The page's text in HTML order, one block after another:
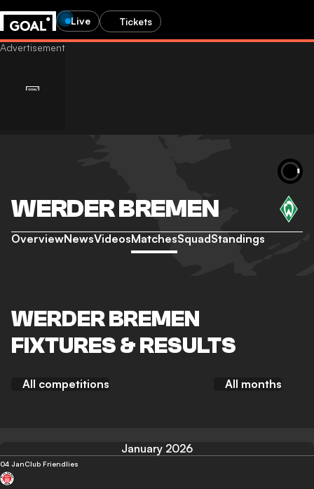
Live Tickets
WERDER BREMEN
OverviewNewsVideosMatchesSquadStandings
WERDER BREMEN
FIXTURES & RESULTS
All competitions All months
January 2026
04 JanClub Friendlies